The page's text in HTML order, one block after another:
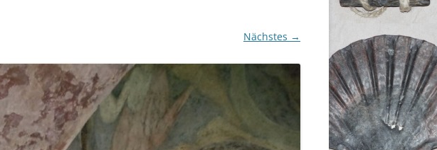
Nächstes →